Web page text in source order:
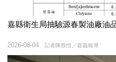
嘉縣衛生局抽驗源春製油廠
記者陳致愷／嘉義報導
2026-08-04